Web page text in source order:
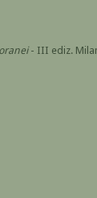
- III ediz.